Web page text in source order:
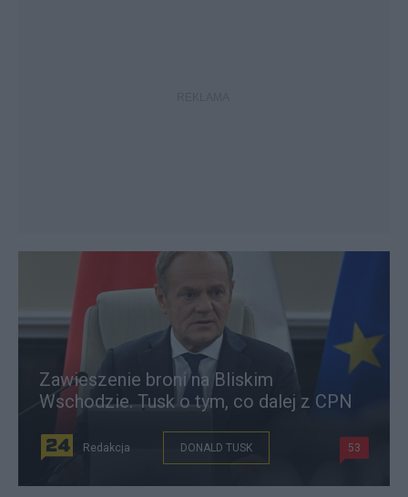
Zawieszenie broni na Bliskim
Wschodzie. Tusk o tym, co dalej z CPN
Redakcja DONALD TUSK 53